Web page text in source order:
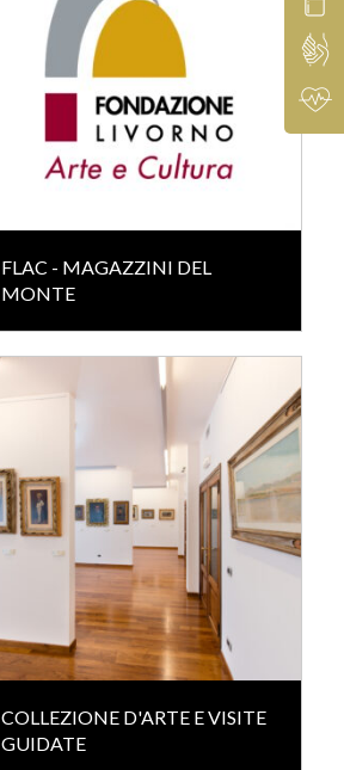
FLAC - MAGAZZINI DEL
MONTE
COLLEZIONE D'ARTE E VISITE
GUIDATE